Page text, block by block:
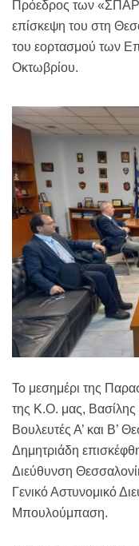
Πρόεδρος των
επίσκεψη του στη
του εορτασμού των
Οκτωβρίου.
Το μεσημέρι της
της Κ.Ο. μας, Βασίλης
Βουλευτές Α’ και Β’
Δημητριάδη
Διεύθυνση
Γενικό Αστυνομικό
Μπουλούμπαση.